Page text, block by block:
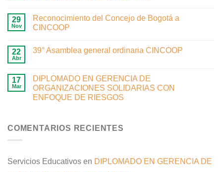
29
Nov
Reconocimiento del Concejo de Bogotá a
CINCOOP
22
Abr
39° Asamblea general ordinaria CINCOOP
17
Mar
DIPLOMADO EN GERENCIA DE
ORGANIZACIONES SOLIDARIAS CON
ENFOQUE DE RIESGOS
COMENTARIOS RECIENTES
Servicios Educativos en DIPLOMADO EN GERENCIA DE